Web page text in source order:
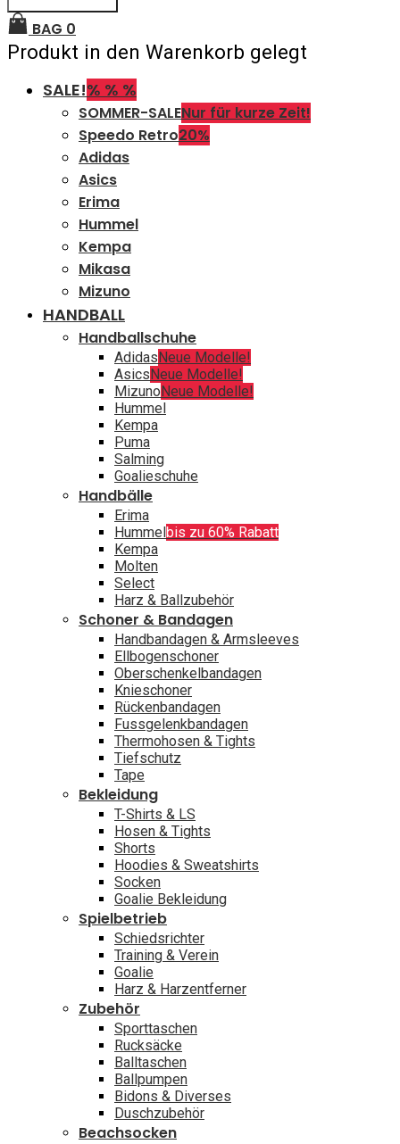
BAG 0
Produkt in den Warenkorb gelegt
SALE!% % %
SOMMER-SALENur für kurze Zeit!
Speedo Retro20%
Adidas
Asics
Erima
Hummel
Kempa
Mikasa
Mizuno
HANDBALL
Handballschuhe
AdidasNeue Modelle!
AsicsNeue Modelle!
MizunoNeue Modelle!
Hummel
Kempa
Puma
Salming
Goalieschuhe
Handbälle
Erima
Hummelbis zu 60% Rabatt
Kempa
Molten
Select
Harz & Ballzubehör
Schoner & Bandagen
Handbandagen & Armsleeves
Ellbogenschoner
Oberschenkelbandagen
Knieschoner
Rückenbandagen
Fussgelenkbandagen
Thermohosen & Tights
Tiefschutz
Tape
Bekleidung
T-Shirts & LS
Hosen & Tights
Shorts
Hoodies & Sweatshirts
Socken
Goalie Bekleidung
Spielbetrieb
Schiedsrichter
Training & Verein
Goalie
Harz & Harzentferner
Zubehör
Sporttaschen
Rucksäcke
Balltaschen
Ballpumpen
Bidons & Diverses
Duschzubehör
Beachsocken